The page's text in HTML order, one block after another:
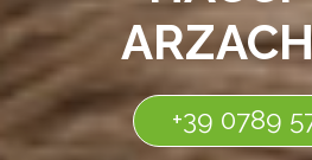
+39 0789